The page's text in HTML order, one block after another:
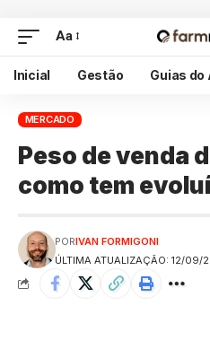
Aa
Inicial Gestão Guias do
MERCADO
Peso de venda
como tem
ÚLTIMA ATUALIZAÇÃO: 12/09/
PORIVAN FORMIGONI